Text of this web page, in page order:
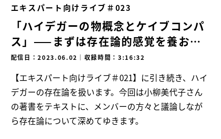
エキスパート向けライブ＃023
「ハイデガーの物概念とケイブコンパ
ス」——まずは存在論的感覚を養お
う!!
配信日：2023.06.02 ｜ 収録時間：3:16:32
【エキスパート向けライブ＃021】に引き続き、ハイ
デガーの存在論を扱います。今回は小柳美代子さん
の著書をテキストに、メンバーの方々と議論しなが
ら存在論について深めてゆきます。